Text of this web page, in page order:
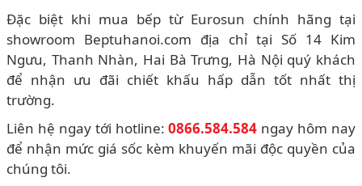
Đặc biệt khi mua bếp từ Eurosun chính hãng tại
showroom Beptuhanoi.com địa chỉ tại Số 14 Kim
Ngưu, Thanh Nhàn, Hai Bà Trưng, Hà Nội quý khách
để nhận ưu đãi chiết khấu hấp dẫn tốt nhất thị
trường.
Liên hệ ngay tới hotline:0866.584.584 ngay hôm nay
để nhận mức giá sốc kèm khuyến mãi độc quyền của
chúng tôi.